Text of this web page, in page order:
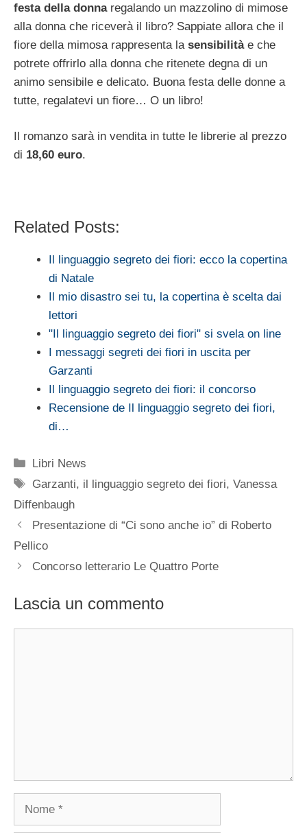
festa della donna regalando un mazzolino di mimose
alla donna che riceverà il libro? Sappiate allora che il
fiore della mimosa rappresenta la sensibilitàe che
potrete offrirlo alla donna che ritenete degna di un
animo sensibile e delicato. Buona festa delle donne a
tutte, regalatevi un fiore… O un libro!
Il romanzo sarà in vendita in tutte le librerie al prezzo
di 18,60 euro.
Related Posts:
Il linguaggio segreto dei fiori: ecco la copertina
di Natale
Il mio disastro sei tu, la copertina è scelta dai
lettori
"Il linguaggio segreto dei fiori" si svela on line
I messaggi segreti dei fiori in uscita per
Garzanti
Il linguaggio segreto dei fiori: il concorso
Recensione de Il linguaggio segreto dei fiori,
di…
Categorie
Libri News
Tag
Garzanti, il linguaggio segreto dei fiori,Vanessa
Diffenbaugh
Presentazione di “Ci sono anche io” di Roberto
Pellico
Concorso letterario Le Quattro Porte
Lascia un commento
Nome